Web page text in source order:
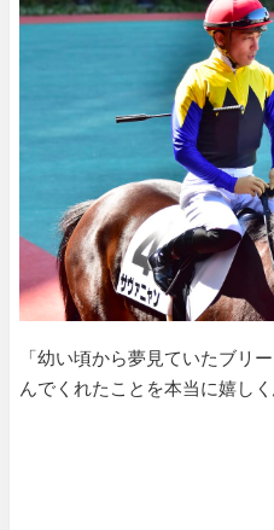
「幼い頃から夢見ていたブリ
んでくれたことを本当に嬉しく